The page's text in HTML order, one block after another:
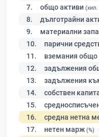
7. общо активи (хил.
8. дълготрайни
9. материални
10. парични
11. вземания общо
12. задължения
13. задължения
14. собствен
15.
16. средна нетна
17. нетен марж (%)